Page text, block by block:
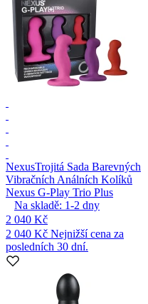
NexusTrojitá Sada Barevných
Vibračních Análních Kolíků
Nexus G-Play Trio Plus
Na skladě: 1-2 dny
2 040 Kč
2 040 Kč Nejnižší cena za
posledních 30 dní.